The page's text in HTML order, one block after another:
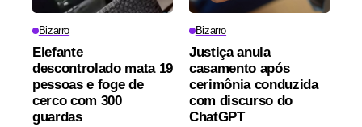
Bizarro
Elefante
descontrolado mata 19
pessoas e foge de
cerco com 300
guardas
Bizarro
Justiça anula
casamento após
cerimônia conduzida
com discurso do
ChatGPT